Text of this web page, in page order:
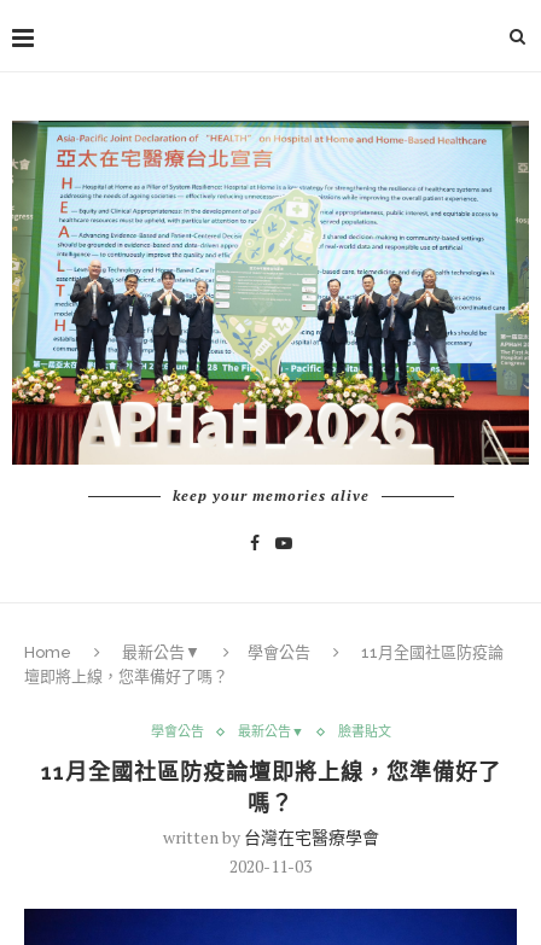
keep your memories alive
Home 最新公告▼ 學會公告
11月全國社區防疫論
壇即將上線，您準備好了嗎？
學會公告 最新公告▼ 臉書貼文
11月全國社區防疫論壇即將上線，您準備好了
嗎？
written by 台灣在宅醫療學會
2020-11-03